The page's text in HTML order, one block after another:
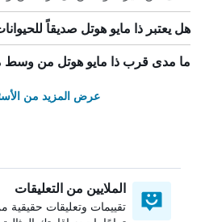
هل يعتبر ذا مايو هوتل صديقاً
ما مدى قرب ذا مايو هوتل من وسط
عرض المزيد من
الملايين من التعليقات
تقييمات وتعليقات حقيقية